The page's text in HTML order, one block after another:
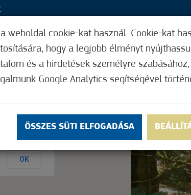
ÍGY MŰKÖDIK HASZNOS
OK
Nem
a weboldal cookie-kat használ. Cookie-kat
hogy a legjobb élményt
és a hirdetések személyre
Google Analytics segítségével
ÖSSZES SÜTI ELFOGADÁSA